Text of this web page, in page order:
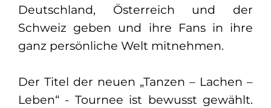
Deutschland, Österreich und der
Schweiz geben und ihre Fans in ihre
ganz persönliche Welt mitnehmen.
Der Titel der neuen „Tanzen – Lachen –
Leben“ - Tournee ist bewusst gewählt.